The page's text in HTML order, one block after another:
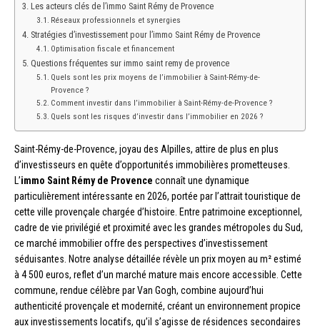
Les acteurs clés de l’immo Saint Rémy de Provence
Réseaux professionnels et synergies
Stratégies d’investissement pour l’immo Saint Rémy de Provence
Optimisation fiscale et financement
Questions fréquentes sur immo saint remy de provence
Quels sont les prix moyens de l’immobilier à Saint-Rémy-de-
Provence ?
Comment investir dans l’immobilier à Saint-Rémy-de-Provence ?
Quels sont les risques d’investir dans l’immobilier en 2026 ?
Saint-Rémy-de-Provence, joyau des Alpilles, attire de plus en plus
d’investisseurs en quête d’opportunités immobilières prometteuses.
L’immo Saint Rémy de Provence connaît une dynamique
particulièrement intéressante en 2026, portée par l’attrait touristique de
cette ville provençale chargée d’histoire. Entre patrimoine exceptionnel,
cadre de vie privilégié et proximité avec les grandes métropoles du Sud,
ce marché immobilier offre des perspectives d’investissement
séduisantes. Notre analyse détaillée révèle un prix moyen au m² estimé
à 4 500 euros, reflet d’un marché mature mais encore accessible. Cette
commune, rendue célèbre par Van Gogh, combine aujourd’hui
authenticité provençale et modernité, créant un environnement propice
aux investissements locatifs, qu’il s’agisse de résidences secondaires